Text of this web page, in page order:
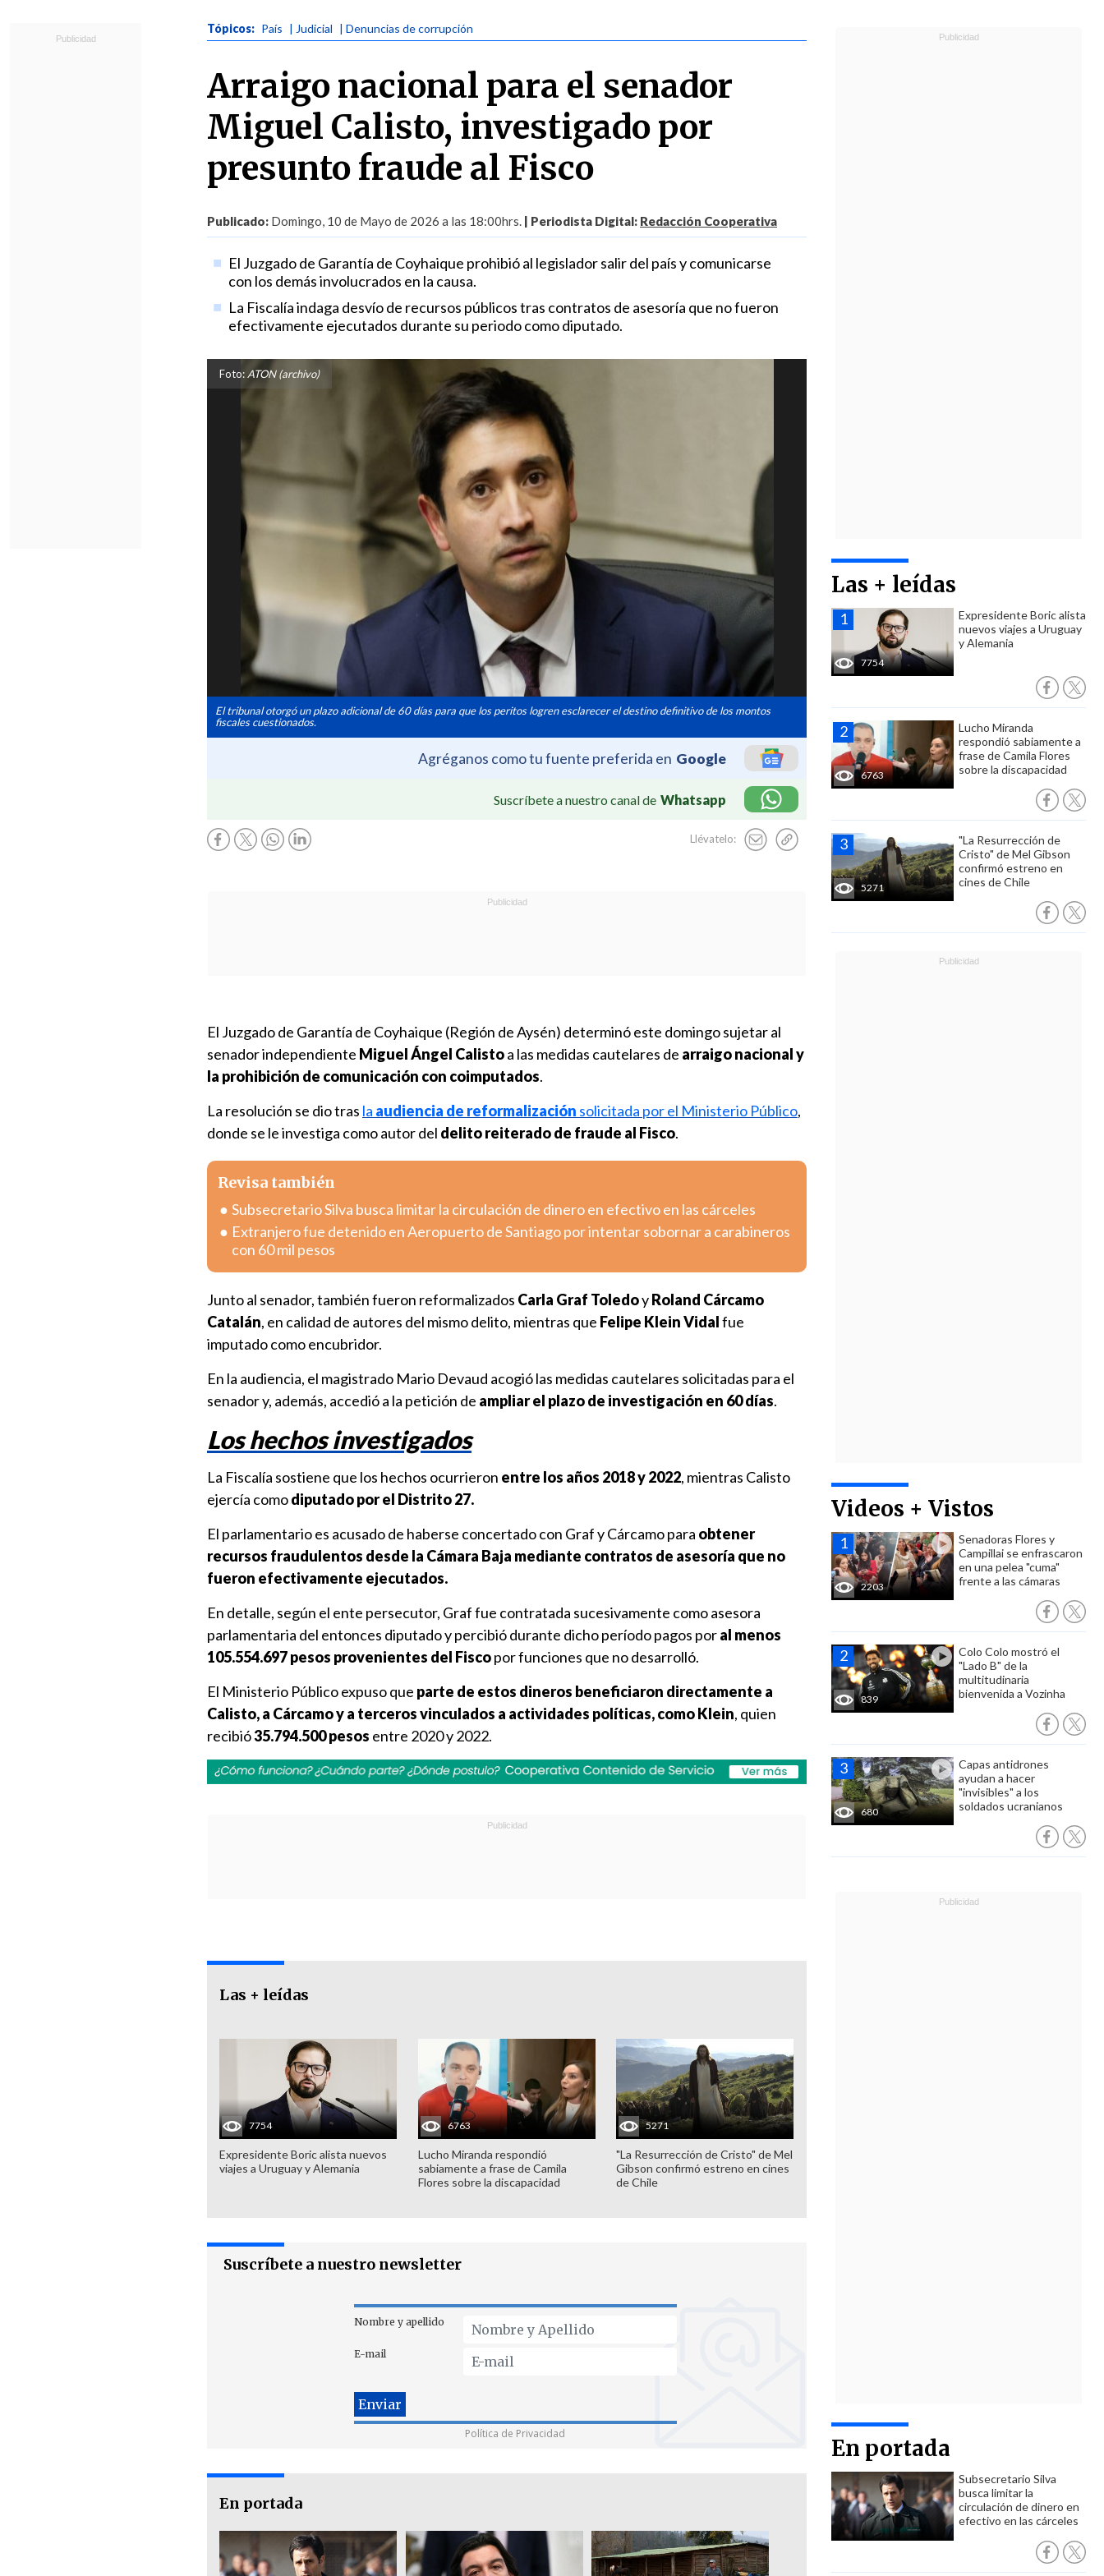
Tópicos: País | Judicial | Denuncias de corrupción
Arraigo nacional para el senador
Miguel Calisto, investigado por
presunto fraude al Fisco
Publicado: Domingo, 10 de Mayo de 2026 a las 18:00hrs. | Periodista Digital: Redacción Cooperativa
El Juzgado de Garantía de Coyhaique prohibió al legislador salir del país y comunicarse
con los demás involucrados en la causa.
La Fiscalía indaga desvío de recursos públicos tras contratos de asesoría que no fueron
efectivamente ejecutados durante su periodo como diputado.
Foto: ATON (archivo)
El tribunal otorgó un plazo adicional de 60 días para que los peritos logren esclarecer el destino definitivo de los montos
fiscales cuestionados.
Agréganos como tu fuente preferida en Google
Suscríbete a nuestro canal de Whatsapp
Llévatelo:
Las + leídas
7754
Expresidente Boric alista
nuevos viajes a Uruguay
y Alemania
6763
Lucho Miranda
respondió sabiamente a
frase de Camila Flores
sobre la discapacidad
5271
"La Resurrección de
Cristo" de Mel Gibson
confirmó estreno en
cines de Chile
Videos + Vistos
2203
Senadoras Flores y
Campillai se enfrascaron
en una pelea "cuma"
frente a las cámaras
839
Colo Colo mostró el
"Lado B" de la
multitudinaria
bienvenida a Vozinha
680
Capas antidrones
ayudan a hacer
"invisibles" a los
soldados ucranianos
En portada
Subsecretario Silva
busca limitar la
circulación de dinero en
efectivo en las cárceles
El Juzgado de Garantía de Coyhaique (Región de Aysén) determinó este domingo sujetar al
senador independiente Miguel Ángel Calistoa las medidas cautelares de arraigo nacional y
la prohibición de comunicación con coimputados.
La resolución se dio tras la audiencia de reformalización solicitada por el Ministerio Público,
donde se le investiga como autor del delito reiterado de fraude al Fisco.
Revisa también
Subsecretario Silva busca limitar la circulación de dinero en efectivo en las cárceles
Extranjero fue detenido en Aeropuerto de Santiago por intentar sobornar a carabineros
con 60 mil pesos
Junto al senador, también fueron reformalizados Carla Graf ToledoyRoland Cárcamo
Catalán, en calidad de autores del mismo delito, mientras que Felipe Klein Vidalfue
imputado como encubridor.
En la audiencia, el magistrado Mario Devaud acogió las medidas cautelares solicitadas para el
senador y, además, accedió a la petición de ampliar el plazo de investigación en 60 días.
Los hechos investigados
La Fiscalía sostiene que los hechos ocurrieron entre los años 2018 y 2022, mientras Calisto
ejercía comodiputado por el Distrito 27.
El parlamentario es acusado de haberse concertado con Graf y Cárcamo para obtener
recursos fraudulentos desde la Cámara Baja mediante contratos de asesoría que no
fueron efectivamente ejecutados.
En detalle, según el ente persecutor, Graf fue contratada sucesivamente como asesora
parlamentaria del entonces diputado y percibió durante dicho período pagos poral menos
105.554.697 pesos provenientes del Fiscopor funciones que no desarrolló.
El Ministerio Público expuso que parte de estos dineros beneficiaron directamente a
Calisto, a Cárcamo y a terceros vinculados a actividades políticas, como Klein, quien
recibió35.794.500 pesos entre 2020 y 2022.
Las + leídas
7754
Expresidente Boric alista nuevos
viajes a Uruguay y Alemania
6763
Lucho Miranda respondió
sabiamente a frase de Camila
Flores sobre la discapacidad
5271
"La Resurrección de Cristo" de Mel
Gibson confirmó estreno en cines
de Chile
Suscríbete a nuestro newsletter
Nombre y apellido
E-mail
Política de Privacidad
En portada